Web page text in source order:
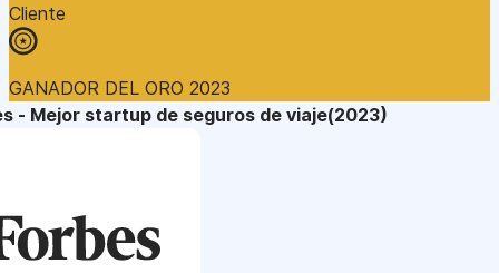
Cliente
GANADOR DEL ORO 2023
- Mejor startup de seguros de viaje(2023)